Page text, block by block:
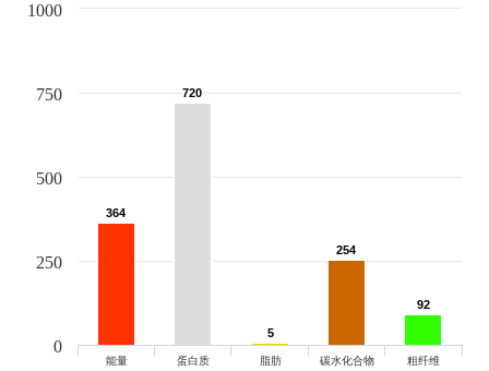
364
364
720
720
5
5
254
254
92
92
能量 蛋白质 脂肪 碳水化合物 粗纤维
0
250
500
750
1000